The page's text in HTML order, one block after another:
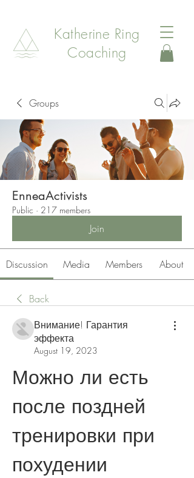
Katherine Ring
Coaching
Groups
EnneaActivists
Public · 217 members
Join
Discussion Media Members About
Back
Внимание! Гарантия
эффекта
August 19, 2023
Можно ли есть
после поздней
тренировки при
похудении